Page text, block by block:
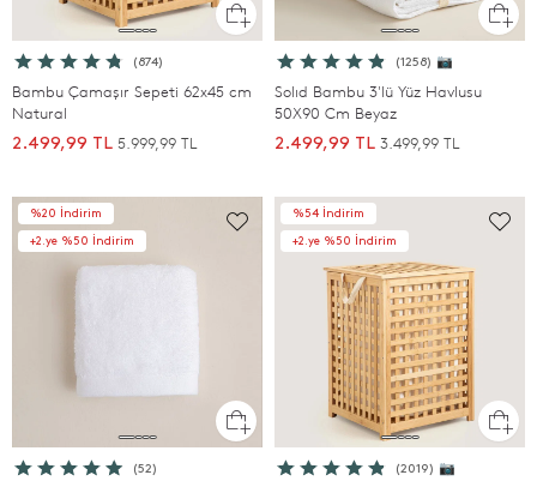
(874)
Bambu Çamaşır Sepeti 62x45 cm
Natural
2.499,99 TL 5.999,99 TL
(1258) 📷
Solıd Bambu 3'lü Yüz Havlusu
50X90 Cm Beyaz
2.499,99 TL 3.499,99 TL
%20 İndirim
+2.ye %50 İndirim
(52)
%54 İndirim
+2.ye %50 İndirim
(2019) 📷